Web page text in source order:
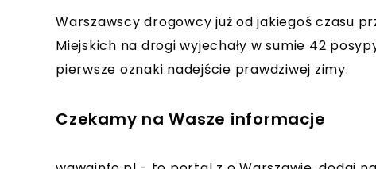
Warszawscy drogowcy już od jakiegoś czasu
Miejskich na drogi wyjechały w sumie 42
pierwsze oznaki nadejście prawdziwej zimy.
Czekamy na Wasze informacje